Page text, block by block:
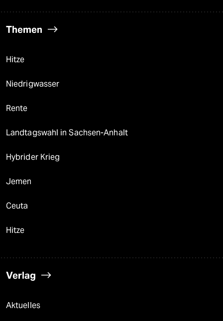
Themen
Hitze
Niedrigwasser
Rente
Landtagswahl in Sachsen-Anhalt
Hybrider Krieg
Jemen
Ceuta
Hitze
Verlag
Aktuelles